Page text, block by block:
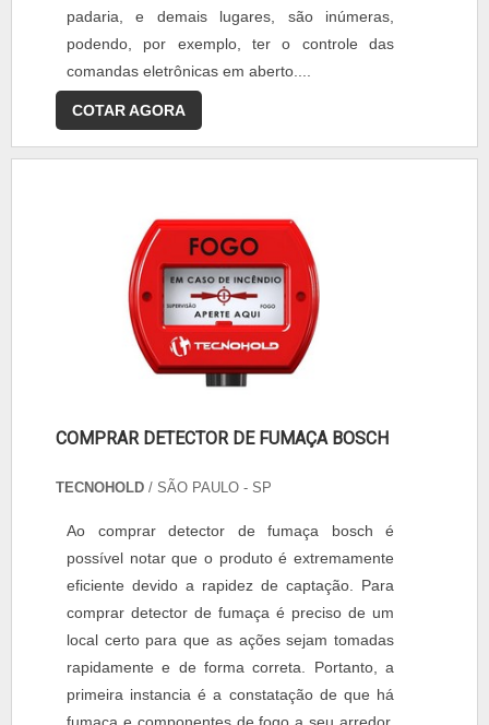
padaria, e demais lugares, são inúmeras,
podendo, por exemplo, ter o controle das
comandas eletrônicas em aberto....
COTAR AGORA
COMPRAR DETECTOR DE FUMAÇA BOSCH
TECNOHOLD / SÃO PAULO - SP
Ao comprar detector de fumaça bosch é
possível notar que o produto é extremamente
eficiente devido a rapidez de captação. Para
comprar detector de fumaça é preciso de um
local certo para que as ações sejam tomadas
rapidamente e de forma correta. Portanto, a
primeira instancia é a constatação de que há